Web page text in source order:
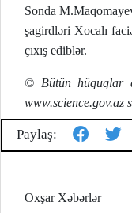
Sonda
şagirdləri Xocalı
çıxış ediblər.
© Bütün hüquqlar
www.science.gov.az
Paylaş:
Oxşar Xəbərlər